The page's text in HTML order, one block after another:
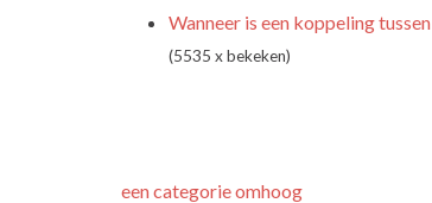
Wanneer is een koppeling
(5535 x bekeken)
een categorie omhoog